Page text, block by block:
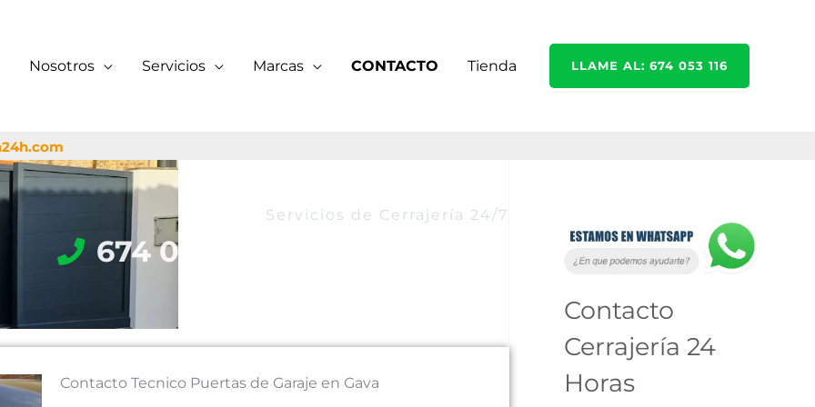
Nosotros Servicios Marcas CONTACTO Tienda LLAME AL: 674 053 116
Servicios de Cerrajería 24/7
674 053 116
Contacto Tecnico Puertas de Garaje en Gava
Contacto
Cerrajería 24
Horas
C
e
g
o
A
h
i
v